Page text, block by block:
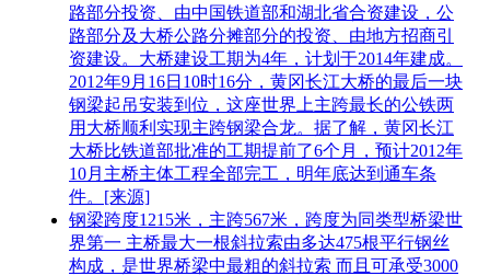
路部分投资、由中国铁道部和湖北省合资建设，公
路部分及大桥公路分摊部分的投资、由地方招商引
资建设。大桥建设工期为4年，计划于2014年建成。
2012年9月16日10时16分，黄冈长江大桥的最后一块
钢梁起吊安装到位，这座世界上主跨最长的公铁两
用大桥顺利实现主跨钢梁合龙。据了解，黄冈长江
大桥比铁道部批准的工期提前了6个月，预计2012年
10月主桥主体工程全部完工，明年底达到通车条
件。[来源]
钢梁跨度1215米，主跨567米，跨度为同类型桥梁世
界第一 主桥最大一根斜拉索由多达475根平行钢丝
构成，是世界桥梁中最粗的斜拉索 而且可承受3000